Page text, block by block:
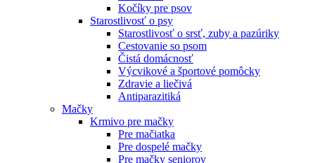
Kočíky pre psov
Starostlivosť o psy
Starostlivosť o srsť, zuby a pazúriky
Cestovanie so psom
Čistá domácnosť
Výcvikové a športové pomôcky
Zdravie a liečivá
Antiparazitiká
Mačky
Krmivo pre mačky
Pre mačiatka
Pre dospelé mačky
Pre mačky seniorov